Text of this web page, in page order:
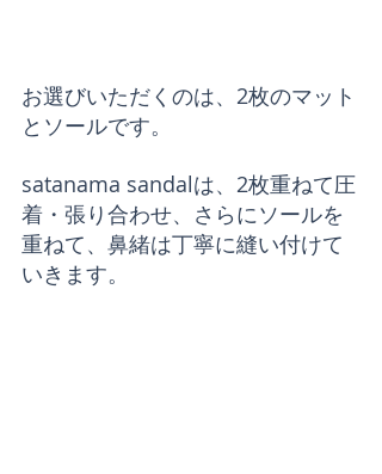
お選びいただくのは、2枚のマット
とソールです。
satanama sandalは、2枚重ねて圧
着・張り合わせ、さらにソールを
重ねて、鼻緒は丁寧に縫い付けて
いきます。